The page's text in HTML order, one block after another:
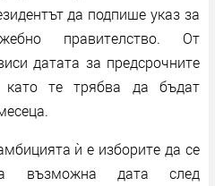
да подпише указ за
правителство. От
датата за предсрочните
като те трябва да бъдат
ѝ е изборите да се
възможна дата след